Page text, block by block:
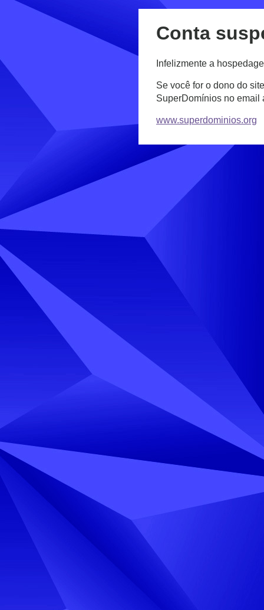
Conta
Infelizmente a
Se você for o dono do
SuperDomínios no email
www.superdominios.org